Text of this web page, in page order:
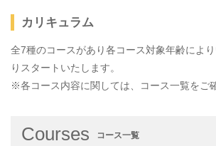
カリキュラム
全7種のコースがあり各コース対象年齢によ
りスタートいたします。
※各コース内容に関しては、コース一覧をご
Courses コース一覧